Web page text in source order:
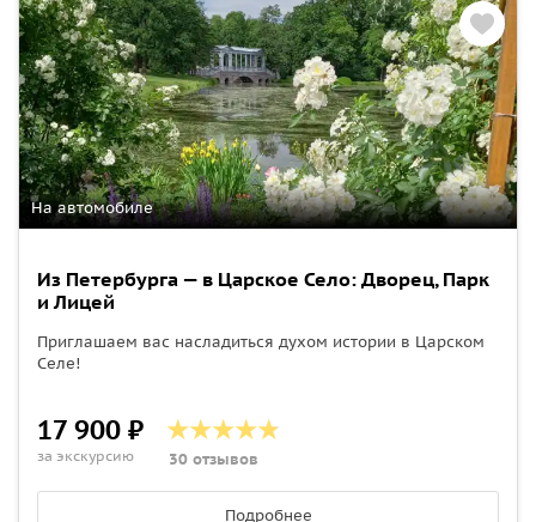
На автомобиле
Из Петербурга — в Царское Село: Дворец, Парк
и Лицей
Приглашаем вас насладиться духом истории в Царском
Селе!
17 900 ₽
за экскурсию 30 отзывов
Подробнее